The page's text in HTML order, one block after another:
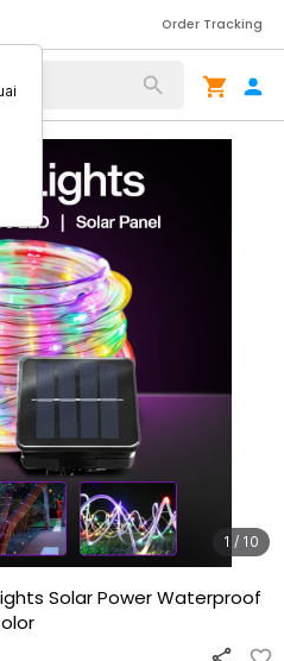
Order Tracking
1 / 10
Solar Power Waterproof